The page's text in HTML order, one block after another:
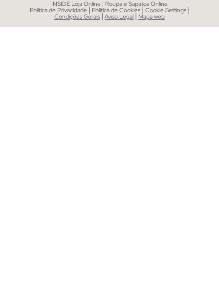
INSIDE Loja Online | Roupa e Sapatos Online
Política de Privacidade | Política de Cookies | Cookie Settings |
Condições Gerais|Aviso Legal| Mapa web